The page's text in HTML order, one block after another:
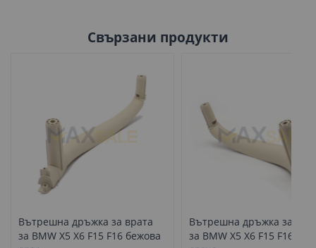
Свързани продукти
Вътрешна дръжка за врата
за BMW X5 X6 F15 F16 бежова
Вътрешна дръжка за
за BMW X5 X6 F15 F16